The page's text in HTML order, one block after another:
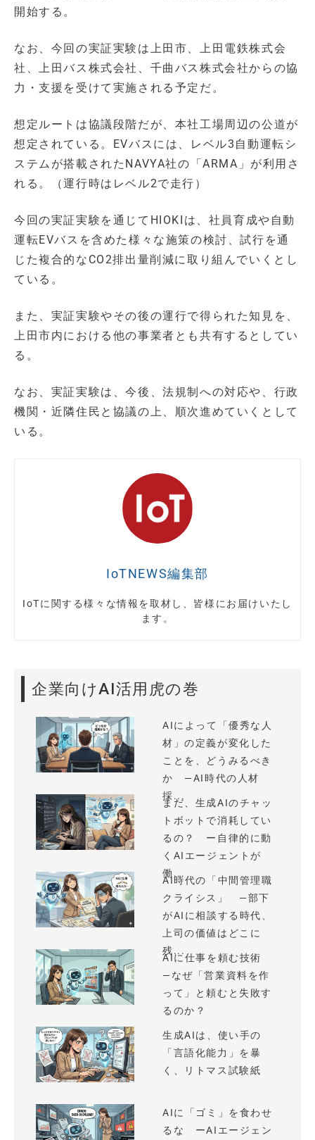
開始する。
なお、今回の実証実験は上田市、上田電鉄株式会
社、上田バス株式会社、千曲バス株式会社からの協
力・支援を受けて実施される予定だ。
想定ルートは協議段階だが、本社工場周辺の公道が
想定されている。EVバスには、レベル3自動運転シ
ステムが搭載されたNAVYA社の「ARMA」が利用さ
れる。（運行時はレベル2で走行）
今回の実証実験を通じてHIOKIは、社員育成や自動
運転EVバスを含めた様々な施策の検討、試行を通
じた複合的なCO2排出量削減に取り組んでいくとし
ている。
また、実証実験やその後の運行で得られた知見を、
上田市内における他の事業者とも共有するとしてい
る。
なお、実証実験は、今後、法規制への対応や、行政
機関・近隣住民と協議の上、順次進めていくとして
いる。
IoTNEWS編集部
IoTに関する様々な情報を取材し、皆様にお届けいたし
ます。
企業向けAI活用虎の巻
AIによって「優秀な人
材」の定義が変化した
ことを、どうみるべき
か —AI時代の人材
採...
まだ、生成AIのチャッ
トボットで消耗してい
るの？ ー自律的に動
くAIエージェントが
働...
AI時代の「中間管理職
クライシス」 —部下
がAIに相談する時代、
上司の価値はどこに
残...
AIに仕事を頼む技術
—なぜ「営業資料を作
って」と頼むと失敗す
るのか？
生成AIは、使い手の
「言語化能力」を暴
く、リトマス試験紙
AIに「ゴミ」を食わせ
るな ーAIエージェン